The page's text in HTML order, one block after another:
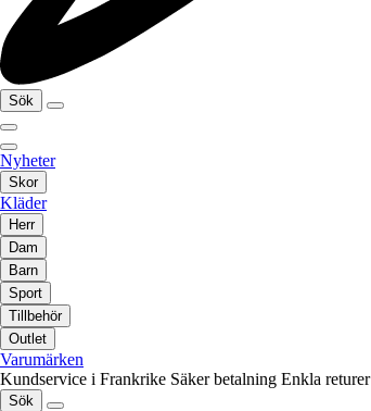
Sök
Nyheter
Skor
Kläder
Herr
Dam
Barn
Sport
Tillbehör
Outlet
Varumärken
Kundservice i Frankrike Säker betalning Enkla returer
Sök